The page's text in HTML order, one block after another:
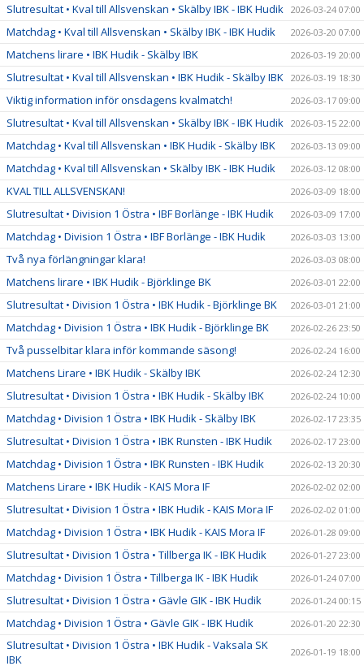
Slutresultat • Kval till Allsvenskan • Skälby IBK - IBK Hudik 2026-03-24 07:00
Matchdag • Kval till Allsvenskan • Skälby IBK - IBK Hudik 2026-03-20 07:00
Matchens lirare • IBK Hudik - Skälby IBK 2026-03-19 20:00
Slutresultat • Kval till Allsvenskan • IBK Hudik - Skälby IBK 2026-03-19 18:30
Viktig information inför onsdagens kvalmatch! 2026-03-17 09:00
Slutresultat • Kval till Allsvenskan • Skälby IBK - IBK Hudik 2026-03-15 22:00
Matchdag • Kval till Allsvenskan • IBK Hudik - Skälby IBK 2026-03-13 09:00
Matchdag • Kval till Allsvenskan • Skälby IBK - IBK Hudik 2026-03-12 08:00
KVAL TILL ALLSVENSKAN! 2026-03-09 18:00
Slutresultat • Division 1 Östra • IBF Borlänge - IBK Hudik 2026-03-09 17:00
Matchdag • Division 1 Östra • IBF Borlänge - IBK Hudik 2026-03-03 13:00
Två nya förlängningar klara! 2026-03-03 08:00
Matchens lirare • IBK Hudik - Björklinge BK 2026-03-01 22:00
Slutresultat • Division 1 Östra • IBK Hudik - Björklinge BK 2026-03-01 21:00
Matchdag • Division 1 Östra • IBK Hudik - Björklinge BK 2026-02-26 23:50
Två pusselbitar klara inför kommande säsong! 2026-02-24 16:00
Matchens Lirare • IBK Hudik - Skälby IBK 2026-02-24 12:30
Slutresultat • Division 1 Östra • IBK Hudik - Skälby IBK 2026-02-24 10:00
Matchdag • Division 1 Östra • IBK Hudik - Skälby IBK 2026-02-17 23:35
Slutresultat • Division 1 Östra • IBK Runsten - IBK Hudik 2026-02-17 23:00
Matchdag • Division 1 Östra • IBK Runsten - IBK Hudik 2026-02-13 20:30
Matchens Lirare • IBK Hudik - KAIS Mora IF 2026-02-02 02:00
Slutresultat • Division 1 Östra • IBK Hudik - KAIS Mora IF 2026-02-02 01:00
Matchdag • Division 1 Östra • IBK Hudik - KAIS Mora IF 2026-01-28 09:00
Slutresultat • Division 1 Östra • Tillberga IK - IBK Hudik 2026-01-27 23:00
Matchdag • Division 1 Östra • Tillberga IK - IBK Hudik 2026-01-24 07:00
Slutresultat • Division 1 Östra • Gävle GIK - IBK Hudik 2026-01-24 00:15
Matchdag • Division 1 Östra • Gävle GIK - IBK Hudik 2026-01-20 22:30
Slutresultat • Division 1 Östra • IBK Hudik - Vaksala SK
IBK
2026-01-19 18:00